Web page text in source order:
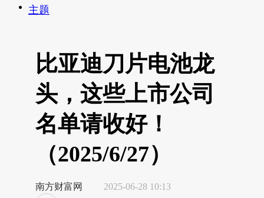
主题
比亚迪刀片电池龙
头，这些上市公司
名单请收好！
（2025/6/27）
南方财富网 2025-06-28 10:13